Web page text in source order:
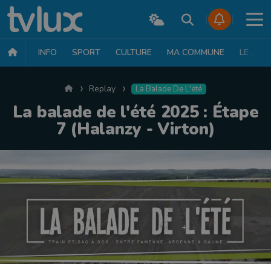
INFO SPORT CULTURE MA COMMUNE LE JT
AccueilReplay La Balade De L'été
La balade de l'été 2025 : Étape
7 (Halanzy - Virton)